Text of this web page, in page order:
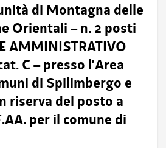
di Montagna delle
Orientali – n. 2 posti
AMMINISTRATIVO
C – presso l’Area
di Spilimbergo e
riserva del posto a
per il comune di